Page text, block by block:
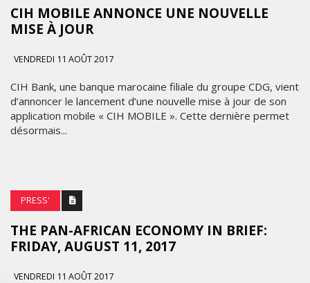
CIH MOBILE ANNONCE UNE NOUVELLE
MISE À JOUR
VENDREDI 11 AOÛT 2017
CIH Bank, une banque marocaine filiale du groupe CDG, vient
d’annoncer le lancement d’une nouvelle mise à jour de son
application mobile « CIH MOBILE ». Cette dernière permet
désormais...
PRESS'
THE PAN-AFRICAN ECONOMY IN BRIEF:
FRIDAY, AUGUST 11, 2017
VENDREDI 11 AOÛT 2017